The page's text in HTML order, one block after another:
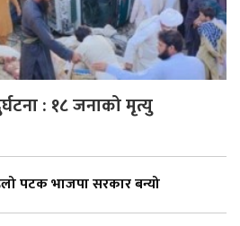
: १८ जनाको मृत्यु
पटक भाजपा सरकार बन्यो